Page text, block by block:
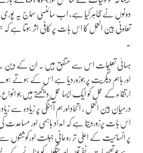
دونوں نے ظاہر کیا ہے، اب سائنسی سماج یہ پوری
تعاونی بین العمل کا اس بات پر کافی اثر ہوتا ہے
بہائی تعلیمات اس سے متفق ہیں ۔ ان کے دین نے
اور باہم دیگریت پر جوزوردیا ہے اس کے ہوتے
ارتقاءکے عمل کو ایک ایسا عمل دیکھتے ہیں جو
درمیان بین العمل ، اتحاداورہم آہنگی پر زیادہ سے
اس بات پرزوردیتا ہے کہ امداد باہمی اور مساعدت
پر انسانیت کے اعلیٰ تر روحانی جبلت اورکوششوں